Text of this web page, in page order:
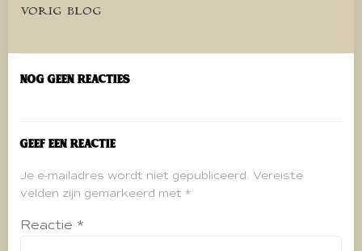
Bericht
navigatie
VORIG BLOG
Nog geen reacties
Geef een reactie
Je e-mailadres wordt niet gepubliceerd. Vereiste
velden zijn gemarkeerd met *
Reactie *